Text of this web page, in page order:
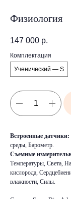
Физиология
147 000 р.
Комплектация
Ученический — S
Встроенные датчики:
среды, Барометр.
Съемные
Температуры, Света,
кислорода,
влажности, Силы.